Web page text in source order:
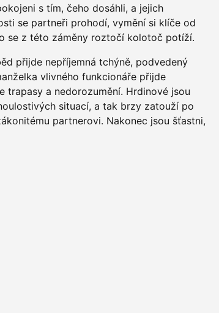
s tím, čeho dosáhli, a jejich
se partneři prohodí, vymění si klíče od
se z této záměny roztočí kolotoč potíží.
přijde nepříjemná tchýně, podvedený
vlivného funkcionáře přijde
trapasy a nedorozumění. Hrdinové jsou
situací, a tak brzy zatouží po
partnerovi. Nakonec jsou šťastni,